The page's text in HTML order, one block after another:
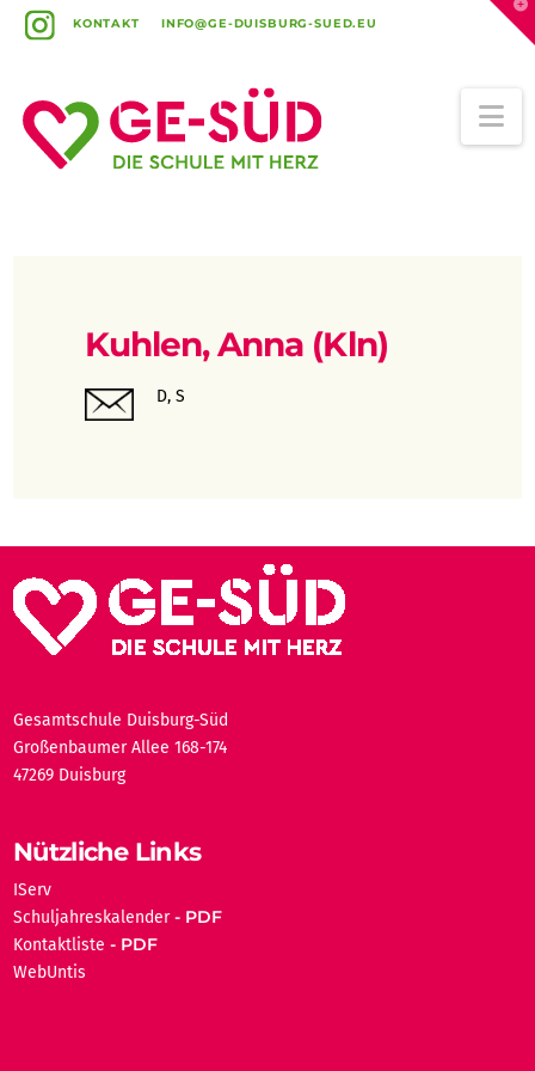
KONTAKT INFO@GE-DUISBURG-SUED.EU
Kuhlen, Anna (Kln)
D, S
Gesamtschule Duisburg-Süd
Großenbaumer Allee 168-174
47269 Duisburg
Nützliche Links
IServ
Schuljahreskalender
Kontaktliste
WebUntis